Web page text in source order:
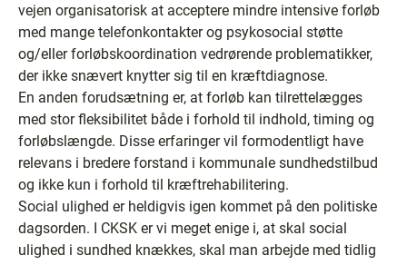
vejen organisatorisk at acceptere mindre intensive forløb
med mange telefonkontakter og psykosocial støtte
og/eller forløbskoordination vedrørende problematikker,
der ikke snævert knytter sig til en kræftdiagnose.
En anden forudsætning er, at forløb kan tilrettelægges
med stor fleksibilitet både i forhold til indhold, timing og
forløbslængde. Disse erfaringer vil formodentligt have
relevans i bredere forstand i kommunale sundhedstilbud
og ikke kun i forhold til kræftrehabilitering.
Social ulighed er heldigvis igen kommet på den politiske
dagsorden. I CKSK er vi meget enige i, at skal social
ulighed i sundhed knækkes, skal man arbejde med tidlig